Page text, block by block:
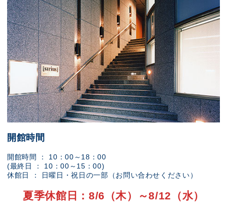
開館時間
開館時間 ： 10：00～18：00
(最終日 ： 10：00～15：00)
休館日 ： 日曜日・祝日の一部（お問い合わせください）
夏季休館日：8/6（木）～8/12（水）